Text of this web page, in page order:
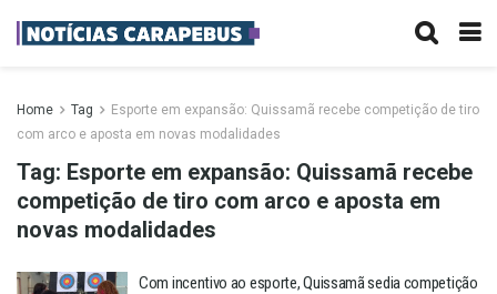
Home Tag
Esporte em expansão: Quissamã recebe competição de tiro
com arco e aposta em novas modalidades
Tag: Esporte em expansão: Quissamã recebe
competição de tiro com arco e aposta em
novas modalidades
Com incentivo ao esporte, Quissamã sedia competição